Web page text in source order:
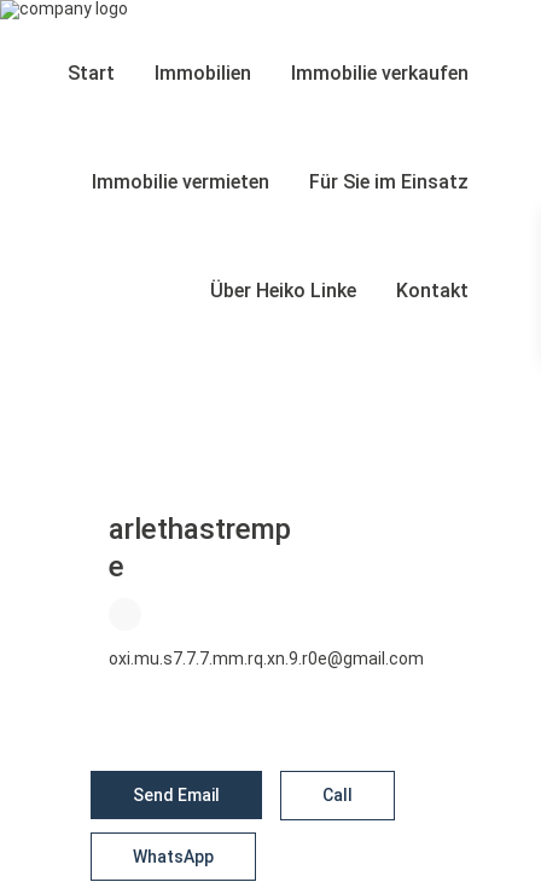
Start Immobilien Immobilie verkaufen
Immobilie vermieten Für Sie im Einsatz
Über Heiko Linke Kontakt
arlethastremp
e
oxi.mu.s7.7.7.mm.rq.xn.9.r0e@gmail.com
Send Email Call
WhatsApp